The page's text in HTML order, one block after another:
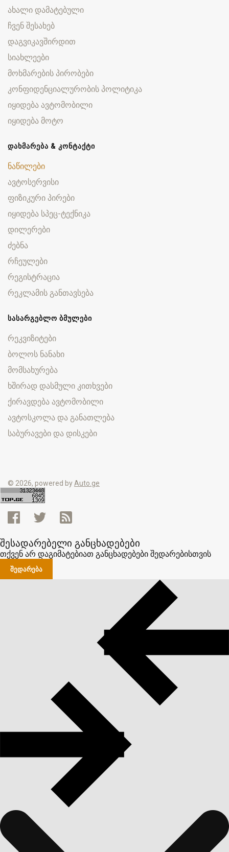
ახალი დამატებული
ჩვენ შესახებ
დაგვიკავშირდით
სიახლეები
მოხმარების პირობები
კონფიდენციალურობის პოლიტიკა
იყიდება ავტომობილი
იყიდება მოტო
ᲓᲐᲮᲛᲐᲠᲔᲑᲐ & ᲙᲝᲜᲢᲐᲥᲢᲘ
ნაწილები
ავტოსერვისი
ფიზიკური პირები
იყიდება სპეც-ტექნიკა
დილერები
ძებნა
რჩეულები
რეგისტრაცია
რეკლამის განთავსება
ᲡᲐᲡᲐᲠᲒᲔᲑᲚᲝ ᲑᲛᲣᲚᲔᲑᲘ
რეკვიზიტები
ბოლოს ნანახი
მომსახურება
ხშირად დასმული კითხვები
ქირავდება ავტომობილი
ავტოსკოლა და განათლება
საბურავები და დისკები
© 2026, powered byAuto.ge
შესადარებელი განცხადებები
თქვენ არ დაგიმატებიათ განცხადებები შედარებისთვის
ᲨᲔᲓᲐᲠᲔᲑᲐ